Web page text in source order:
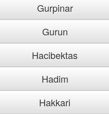
Gurpinar
Gurun
Hacibektas
Hadim
Hakkari